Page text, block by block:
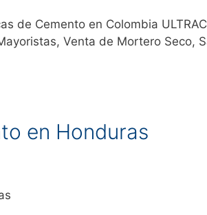
de Cemento en Colombia
Venta de Mortero Seco,
en Honduras